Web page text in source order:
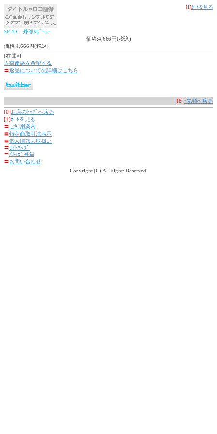
[1]ｶｰﾄを見る
SP-10 外部ｽﾋﾟｰｶｰ
価格:4,666円(税込)
価格:4,666円(税込)
[在庫×]
入荷連絡を希望する
〓返品についての詳細はこちら
[8]↑先頭へ戻る
[0]お店のﾄｯﾌﾟへ戻る
[1]ｶｰﾄを見る
〓 ご利用案内
〓特定商取引法表示
〓個人情報の取扱い
〓ｻｲﾄﾏｯﾌﾟ
〓ﾒﾙﾏｶﾞ登録
〓お問い合わせ
Copyright (C) All Rights Reserved.